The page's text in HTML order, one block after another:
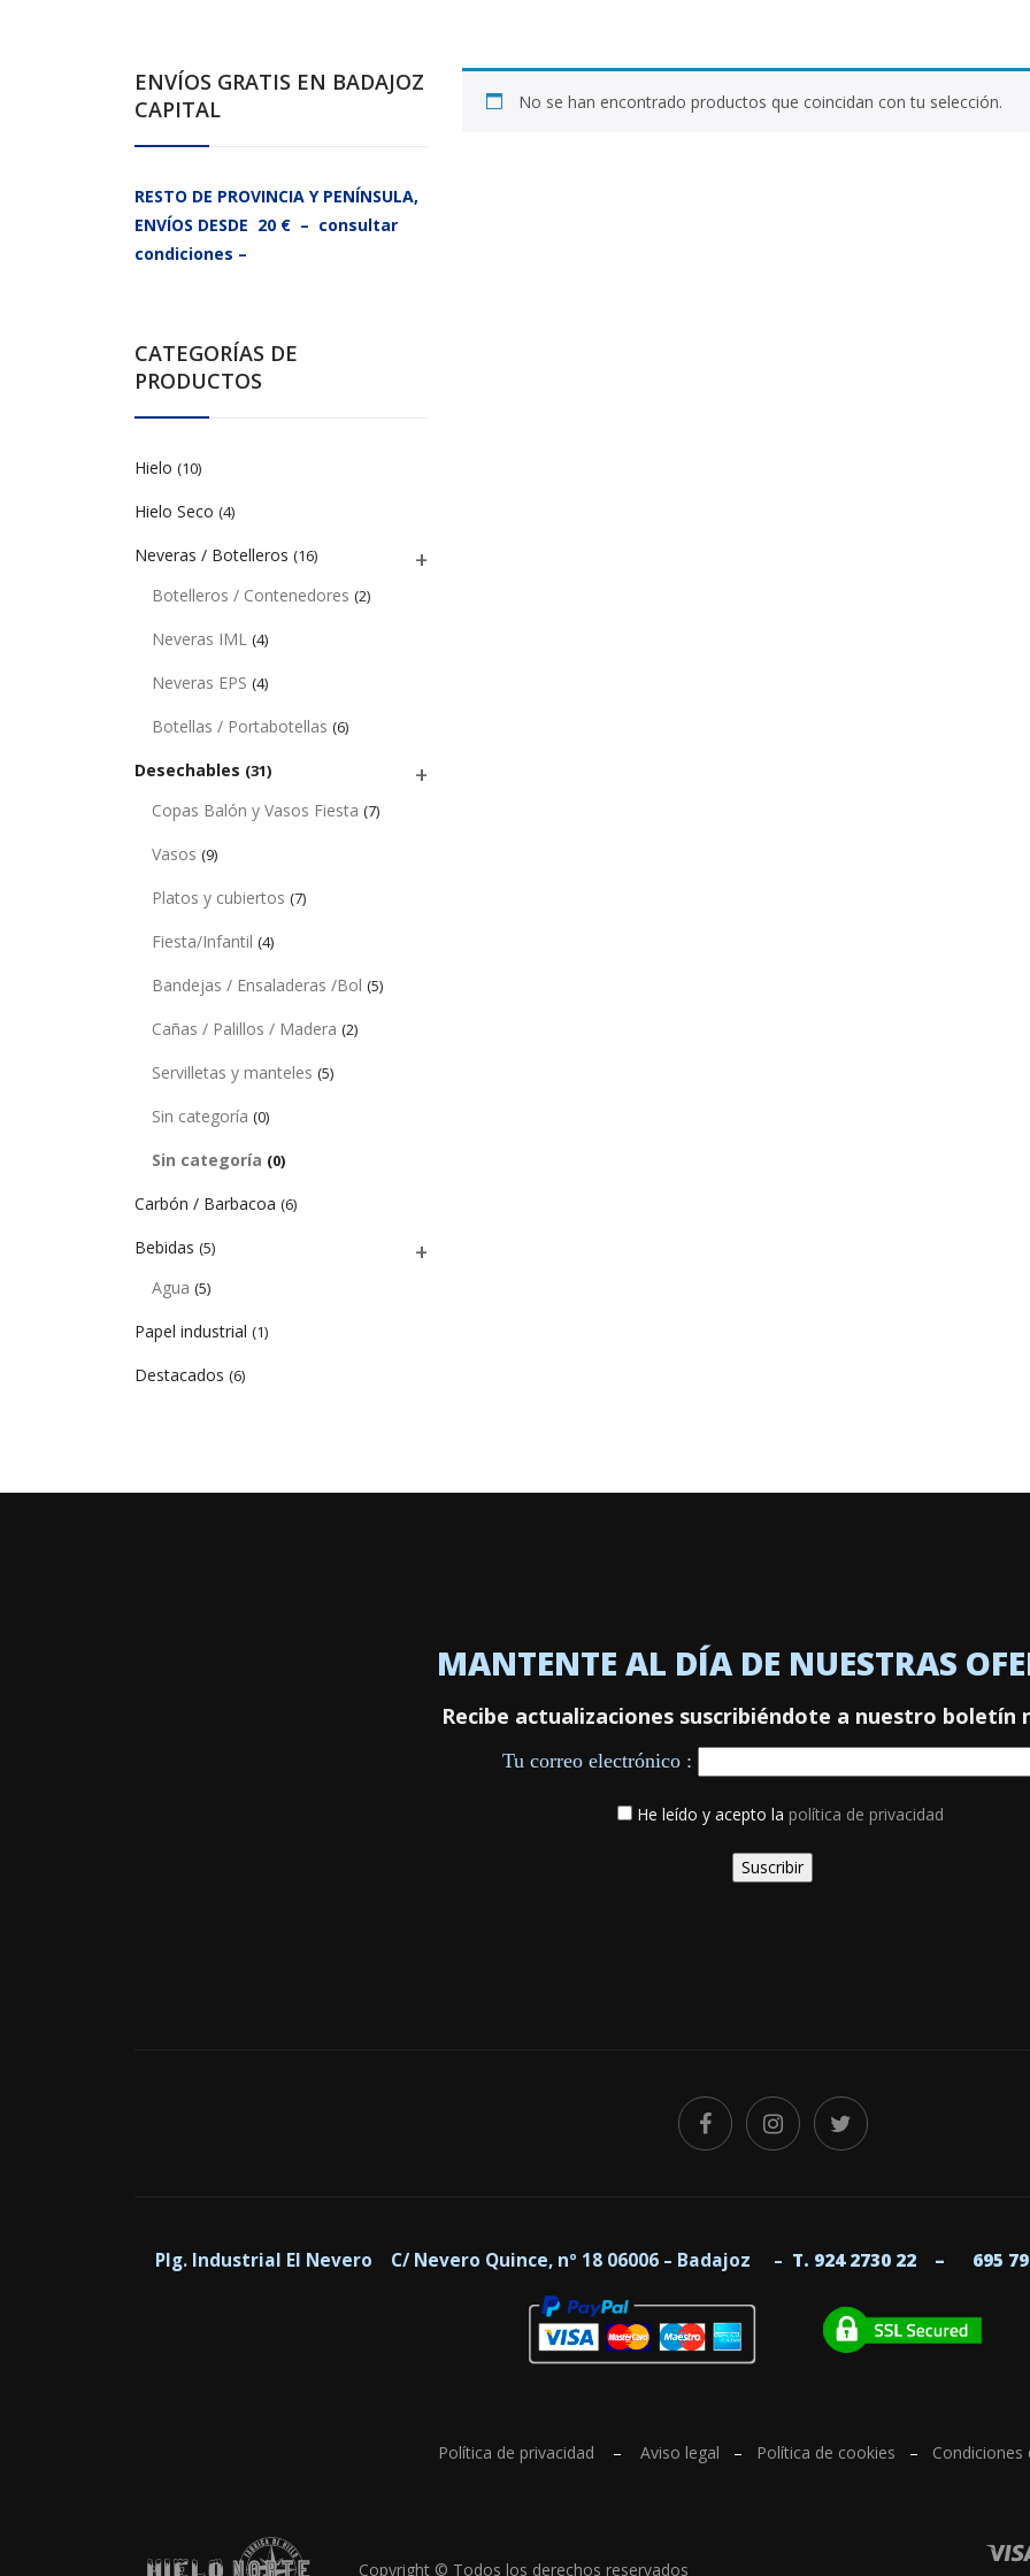
No se han encontrado productos que coincidan con tu selección.
ENVÍOS GRATIS EN BADAJOZ
CAPITAL
RESTO DE PROVINCIA Y PENÍNSULA,
ENVÍOS DESDE 20 € – consultar
condiciones –
CATEGORÍAS DE
PRODUCTOS
Hielo (10)
Hielo Seco (4)
Neveras / Botelleros (16)
Botelleros / Contenedores (2)
Neveras IML (4)
Neveras EPS (4)
Botellas / Portabotellas (6)
Desechables (31)
Copas Balón y Vasos Fiesta (7)
Vasos (9)
Platos y cubiertos (7)
Fiesta/Infantil (4)
Bandejas / Ensaladeras /Bol (5)
Cañas / Palillos / Madera (2)
Servilletas y manteles (5)
Sin categoría (0)
Sin categoría (0)
Carbón / Barbacoa (6)
Bebidas (5)
Agua (5)
Papel industrial (1)
Destacados (6)
MANTENTE AL DÍA DE NUESTRAS
Recibe actualizaciones suscribiéndote a nuestro boletín
Tu correo electrónico :
He leído y acepto la política de privacidad
Plg. Industrial El Nevero C/ Nevero Quince, nº 18 06006 – Badajoz – T. 924 2730 22 – 695
Política de privacidad – Aviso legal – Política de cookies – Condiciones
Copyright © Todos los derechos reservados